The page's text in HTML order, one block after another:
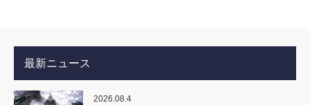
最新ニュース
2026.08.4